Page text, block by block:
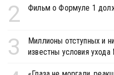
2 Фильм о Формуле 1
3
Миллионы отступных и
известны условия ухода